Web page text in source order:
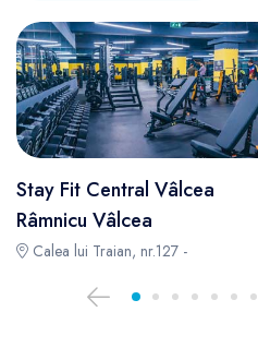
Stay Fit Central Vâlcea
Râmnicu Vâlcea
Calea lui Traian, nr.127 -